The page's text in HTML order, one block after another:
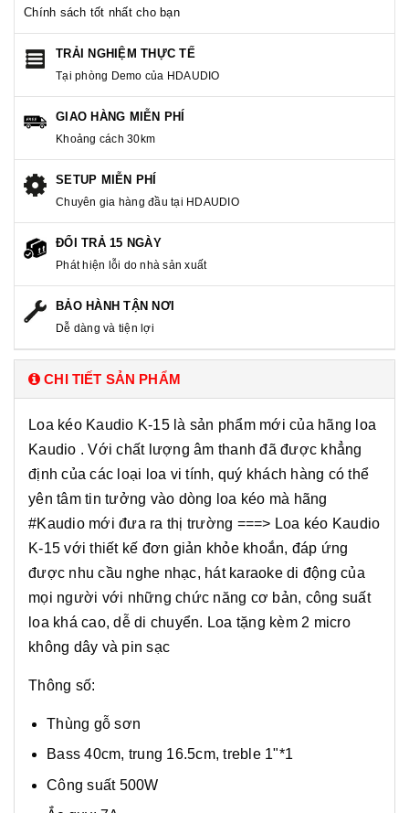
Chính sách tốt nhất cho bạn
TRẢI NGHIỆM THỰC TẾ
Tại phòng Demo của HDAUDIO
GIAO HÀNG MIỄN PHÍ
Khoảng cách 30km
SETUP MIỄN PHÍ
Chuyên gia hàng đầu tại HDAUDIO
ĐỔI TRẢ 15 NGÀY
Phát hiện lỗi do nhà sản xuất
BẢO HÀNH TẬN NƠI
Dễ dàng và tiện lợi
CHI TIẾT SẢN PHẨM
Loa kéo Kaudio K-15 là sản phẩm mới của hãng loa
Kaudio . Với chất lượng âm thanh đã được khẳng
định của các loại loa vi tính, quý khách hàng có thể
yên tâm tin tưởng vào dòng loa kéo mà hãng
#Kaudio mới đưa ra thị trường ===> Loa kéo Kaudio
K-15 với thiết kế đơn giản khỏe khoắn, đáp ứng
được nhu cầu nghe nhạc, hát karaoke di động của
mọi người với những chức năng cơ bản, công suất
loa khá cao, dễ di chuyển. Loa tặng kèm 2 micro
không dây và pin sạc
Thông số:
Thùng gỗ sơn
Bass 40cm, trung 16.5cm, treble 1"*1
Công suất 500W